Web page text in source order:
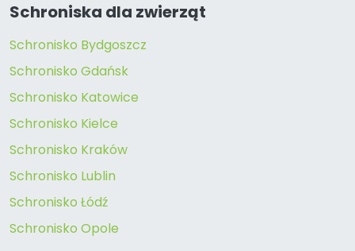
Schroniska dla zwierząt
Schronisko Bydgoszcz
Schronisko Gdańsk
Schronisko Katowice
Schronisko Kielce
Schronisko Kraków
Schronisko Lublin
Schronisko Łódź
Schronisko Opole